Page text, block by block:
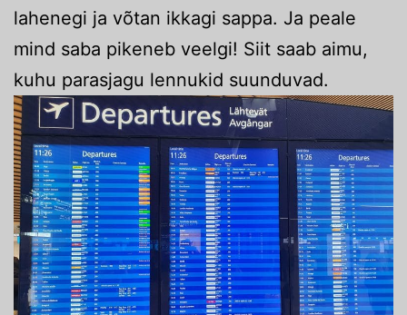
lahenegi ja võtan ikkagi sappa. Ja peale
mind saba pikeneb veelgi! Siit saab aimu,
kuhu parasjagu lennukid suunduvad.